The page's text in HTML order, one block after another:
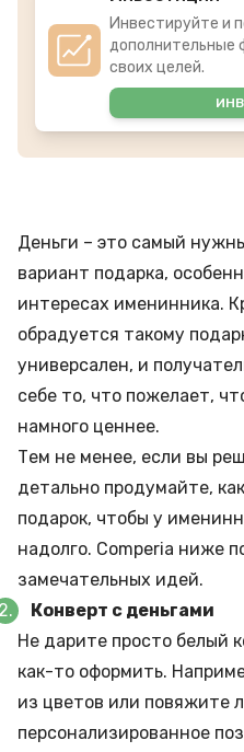
Инвестируйте и
дополнительные
своих целей.
Деньги – это самый
вариант подарка,
интересах именинника.
обрадуется такому
универсален, и
себе то, что пожелает,
намного ценнее.
Тем не менее, если вы
детально продумайте,
подарок, чтобы у
надолго. Comperia ниже
замечательных идей.
Конверт с деньгами
Не дарите просто белый
как-то оформить.
из цветов или повяжите
персонализированное